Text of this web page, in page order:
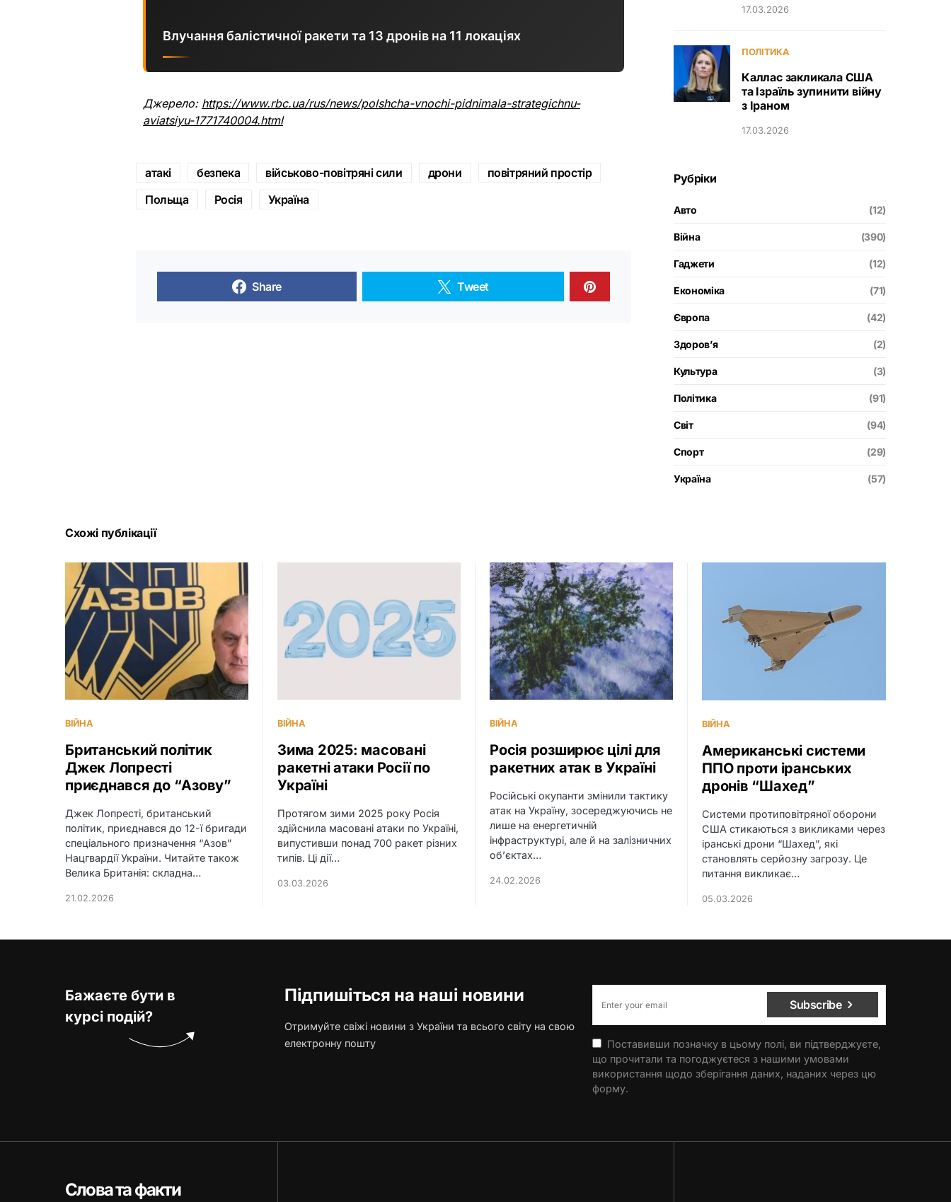
Влучання балістичної ракети та 13 дронів на 11 локаціях
Джерело: https://www.rbc.ua/rus/news/polshcha-vnochi-pidnimala-strategichnu-
aviatsiyu-1771740004.html
атакі безпека військово-повітряні сили дрони
повітряний простір
Польща
Росія Україна
Share Tweet
17.03.2026
ПОЛІТИКА
Каллас закликала США
та Ізраїль зупинити війну
з Іраном
17.03.2026
Рубріки
Авто (12)
Війна (390)
Гаджети (12)
Економіка (71)
Європа (42)
Здоров’я (2)
Культура (3)
Політика (91)
Світ (94)
Спорт (29)
Україна (57)
Схожі публікації
ВІЙНА
Британський політик
Джек Лопресті
приєднався до “Азову”
Джек Лопресті, британський
політик, приєднався до 12-ї бригади
спеціального призначення “Азов”
Нацгвардії України. Читайте також
Велика Британія: складна…
21.02.2026
ВІЙНА
Зима 2025: масовані
ракетні атаки Росії по
Україні
Протягом зими 2025 року Росія
здійснила масовані атаки по Україні,
випустивши понад 700 ракет різних
типів. Ці дії…
03.03.2026
ВІЙНА
Росія розширює цілі для
ракетних атак в Україні
Російські окупанти змінили тактику
атак на Україну, зосереджуючись не
лише на енергетичній
інфраструктурі, але й на залізничних
об’єктах…
24.02.2026
ВІЙНА
Американські системи
ППО проти іранських
дронів “Шахед”
Системи протиповітряної оборони
США стикаються з викликами через
іранські дрони “Шахед”, які
становлять серйозну загрозу. Це
питання викликає…
05.03.2026
Бажаєте бути в
курсі подій?
Підпишіться на наші новини
Отримуйте свіжі новини з України та всього світу на свою
електронну пошту
Subscribe
Поставивши позначку в цьому полі, ви підтверджуєте,
що прочитали та погоджуєтеся з нашими умовами
використання щодо зберігання даних, наданих через цю
форму.
Слова та факти